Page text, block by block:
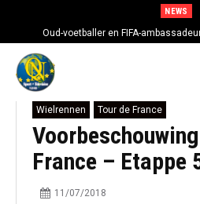
NEWS
Oud-voetballer en FIFA-
Wielrennen Tour de France
France – Etappe
11/07/2018